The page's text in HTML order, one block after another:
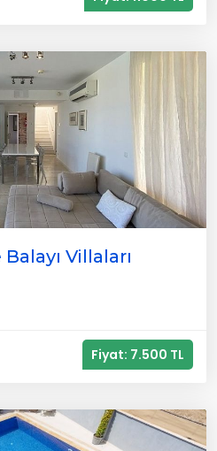
Villaları
Fiyat: 7.500 TL